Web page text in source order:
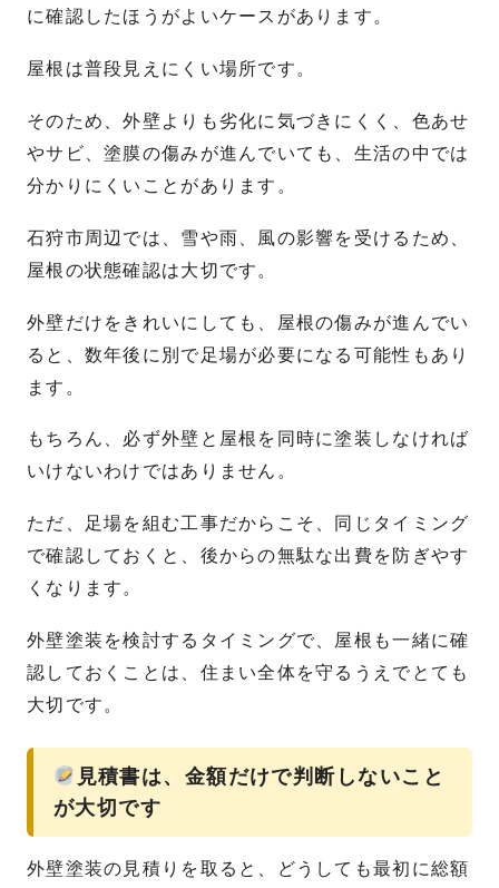
に確認したほうがよいケースがあります。
屋根は普段見えにくい場所です。
そのため、外壁よりも劣化に気づきにくく、色あせ
やサビ、塗膜の傷みが進んでいても、生活の中では
分かりにくいことがあります。
石狩市周辺では、雪や雨、風の影響を受けるため、
屋根の状態確認は大切です。
外壁だけをきれいにしても、屋根の傷みが進んでい
ると、数年後に別で足場が必要になる可能性もあり
ます。
もちろん、必ず外壁と屋根を同時に塗装しなければ
いけないわけではありません。
ただ、足場を組む工事だからこそ、同じタイミング
で確認しておくと、後からの無駄な出費を防ぎやす
くなります。
外壁塗装を検討するタイミングで、屋根も一緒に確
認しておくことは、住まい全体を守るうえでとても
大切です。
見積書は、金額だけで判断しないこと
が大切です
外壁塗装の見積りを取ると、どうしても最初に総額